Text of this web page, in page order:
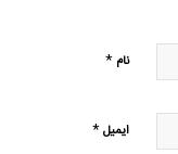
نام *
ایمیل*